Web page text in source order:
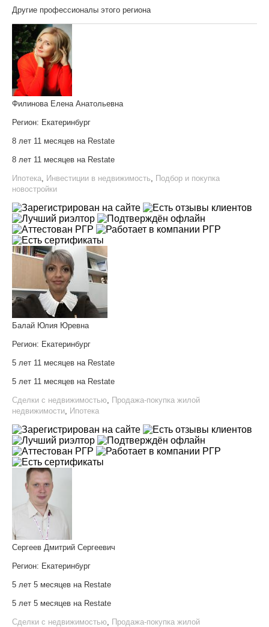
Другие профессионалы этого региона
Филинова Елена Анатольевна
Регион: Екатеринбург
8 лет 11 месяцев на Restate
8 лет 11 месяцев на Restate
Ипотека, Инвестиции в недвижимость, Подбор и покупка
новостройки
Балай Юлия Юревна
Регион: Екатеринбург
5 лет 11 месяцев на Restate
5 лет 11 месяцев на Restate
Сделки с недвижимостью, Продажа-покупка жилой
недвижимости, Ипотека
Сергеев Дмитрий Сергеевич
Регион: Екатеринбург
5 лет 5 месяцев на Restate
5 лет 5 месяцев на Restate
Сделки с недвижимостью, Продажа-покупка жилой